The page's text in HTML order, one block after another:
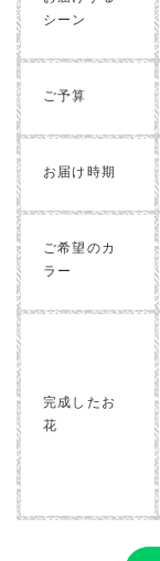
シーン
ご予算
お届け時期
ご希望のカ
ラー
完成したお
花